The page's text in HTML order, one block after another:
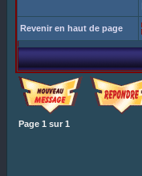
Revenir en haut de page
Page 1 sur 1